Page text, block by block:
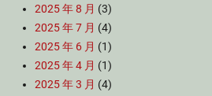
2025 年 8 月 (3)
2025 年 7 月 (4)
2025 年 6 月 (1)
2025 年 4 月 (1)
2025 年 3 月 (4)